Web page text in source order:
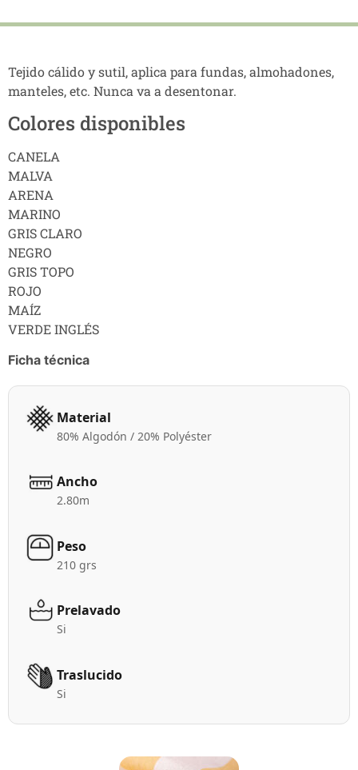
Tejido cálido y sutil, aplica para fundas, almohadones,
manteles, etc. Nunca va a desentonar.
Colores disponibles
CANELA
MALVA
ARENA
MARINO
GRIS CLARO
NEGRO
GRIS TOPO
ROJO
MAÍZ
VERDE INGLÉS
Ficha técnica
Material
80% Algodón / 20% Polyéster
Ancho
2.80m
Peso
210 grs
Prelavado
Si
Traslucido
Si